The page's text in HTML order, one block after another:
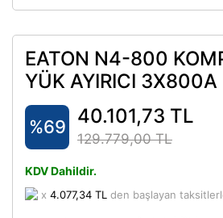
EATON N4-800
YÜK AYIRICI 3X800A
%69 40.101,73 TL
129.779,00 TL
KDV Dahildir.
x 4.077,34 TL den başlayan